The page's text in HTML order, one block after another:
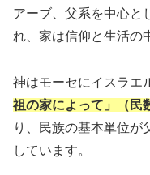
アーブ、父系を中心と
れ、家は信仰と生活の
神はモーセにイスラエ
祖の家によって」（民
り、民族の基本単位が
しています。